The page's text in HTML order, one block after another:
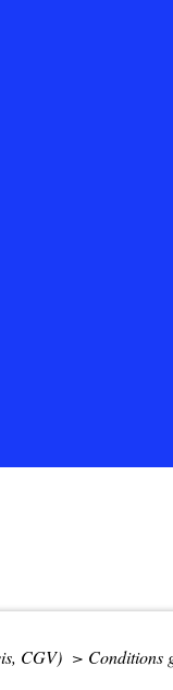
CGV) > Conditions